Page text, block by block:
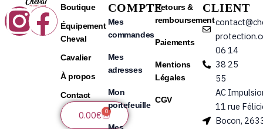
Instagram
Facebook
Boutique
Équipement
Cheval
Cavalier
À propos
Contact
0.00€ 0
Panier
COMPTE
Mes
commandes
Mes
adresses
Mon
portefeuille
Mes
Retours &
remboursement
Paiements
Mentions
Légales
CGV
CLIENT
06 14
38 25
55
AC
11 rue
Bocon,